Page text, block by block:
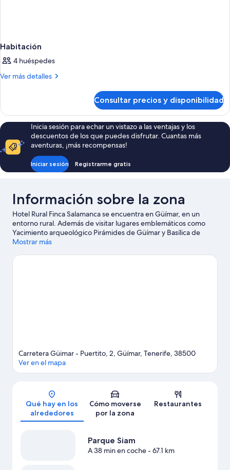
Habitación
4 huéspedes
Ver más detalles
Más
Consultar precios y disponibilidad
Inicia sesión para echar un vistazo a las ventajas y los
descuentos de los que puedes disfrutar. Cuantas más
aventuras, ¡más recompensas!
Iniciar sesión Registrarme gratis
Información sobre la zona
Hotel Rural Finca Salamanca se encuentra en Güímar, en un
entorno rural. Además de visitar lugares emblemáticos como
Yacimiento arqueológico Pirámides de Güímar y Basílica de
Nuestra Señora de Candelaria, podrás apreciar la belleza natural
Las Ventanas de Güímar. No olvides visitar Observatorio del
Mostrar más
Mapa
Carretera Güimar - Puertito, 2, Güímar, Tenerife, 38500
Ver en el mapa
Qué hay en los
alrededores
Cómo moverse
por la zona
Restaurantes
Parque Siam
A 38 min en coche- 67.1 km